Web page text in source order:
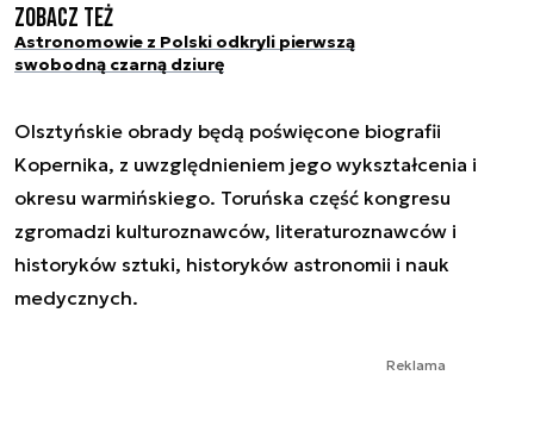
Zobacz też
Astronomowie z Polski odkryli pierwszą
swobodną czarną dziurę
Olsztyńskie obrady będą poświęcone biografii
Kopernika, z uwzględnieniem jego wykształcenia i
okresu warmińskiego. Toruńska część kongresu
zgromadzi kulturoznawców, literaturoznawców i
historyków sztuki, historyków astronomii i nauk
medycznych.
Reklama